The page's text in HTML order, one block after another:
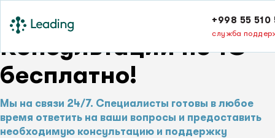
+998 55 510
служба
Консультации по 1С –
бесплатно!
Мы на связи 24/7. Специалисты готовы в любое
время ответить на ваши вопросы и предоставить
необходимую консультацию и поддержку